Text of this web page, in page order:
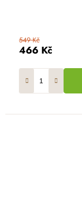
466 Kč
549 Kč